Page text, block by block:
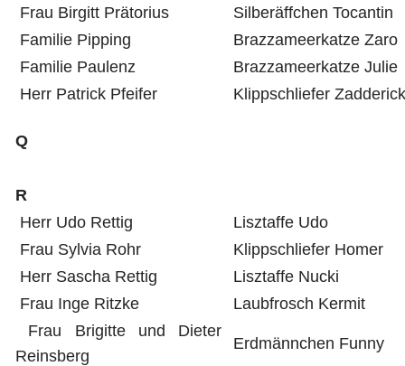
Frau Birgitt Prätorius
Silberäffchen Tocantin
Familie Pipping
Brazzameerkatze Zaro
Familie Paulenz
Brazzameerkatze Julie
Herr Patrick Pfeifer
Klippschliefer Zadderick
Q
R
Herr Udo Rettig
Lisztaffe Udo
Frau Sylvia Rohr
Klippschliefer Homer
Herr Sascha Rettig
Lisztaffe Nucki
Frau Inge Ritzke
Laubfrosch Kermit
Frau Brigitte und Dieter
Reinsberg
Erdmännchen Funny